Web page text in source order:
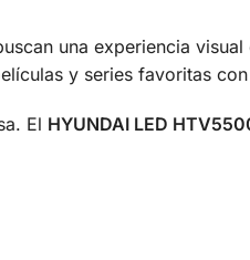
una experiencia
y series favoritas
El HYUNDAI LED